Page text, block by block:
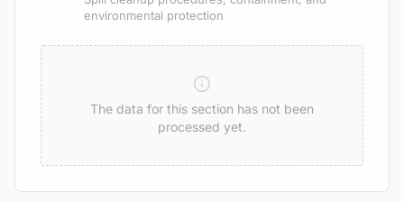
environmental protection
The data for this section has not been
processed yet.